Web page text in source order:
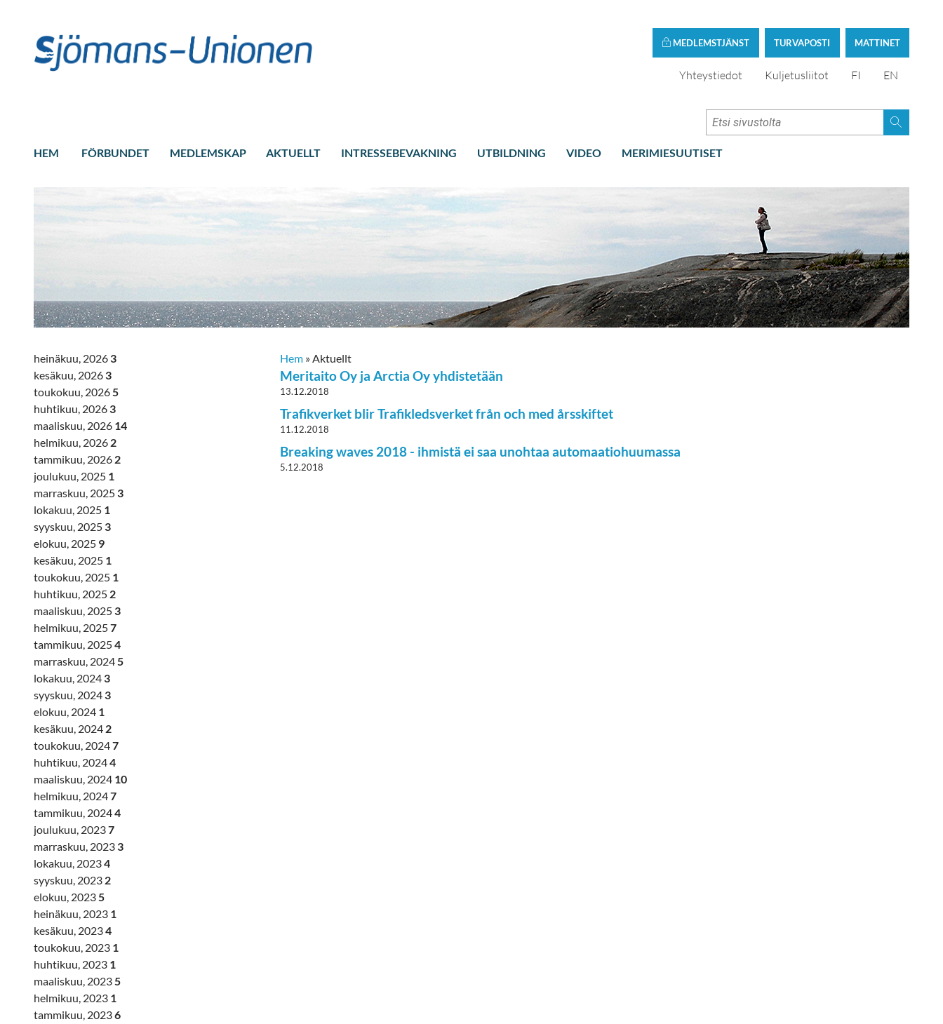
MATTINET
TURVAPOSTI
MEDLEMSTJÄNST
Yhteystiedot Kuljetusliitot FI EN
HEM FÖRBUNDET MEDLEMSKAP AKTUELLT INTRESSEBEVAKNING UTBILDNING VIDEO MERIMIESUUTISET
Hem »Aktuellt
Meritaito Oy ja Arctia Oy yhdistetään
13.12.2018
Trafikverket blir Trafikledsverket från och med årsskiftet
11.12.2018
Breaking waves 2018 - ihmistä ei saa unohtaa automaatiohuumassa
5.12.2018
heinäkuu, 2026 3
kesäkuu, 2026 3
toukokuu, 20265
huhtikuu, 2026 3
maaliskuu, 2026 14
helmikuu, 2026 2
tammikuu, 2026 2
joulukuu, 2025 1
marraskuu, 2025 3
lokakuu, 2025 1
syyskuu, 2025 3
elokuu, 2025 9
kesäkuu, 2025 1
toukokuu, 2025 1
huhtikuu, 2025 2
maaliskuu, 2025 3
helmikuu, 20257
tammikuu, 20254
marraskuu, 20245
lokakuu, 2024 3
syyskuu, 2024 3
elokuu, 2024 1
kesäkuu, 2024 2
toukokuu, 20247
huhtikuu, 20244
maaliskuu, 2024 10
helmikuu, 20247
tammikuu, 20244
joulukuu, 20237
marraskuu, 2023 3
lokakuu, 20234
syyskuu, 2023 2
elokuu, 20235
heinäkuu, 2023 1
kesäkuu, 20234
toukokuu, 2023 1
huhtikuu, 2023 1
maaliskuu, 20235
helmikuu, 2023 1
tammikuu, 20236